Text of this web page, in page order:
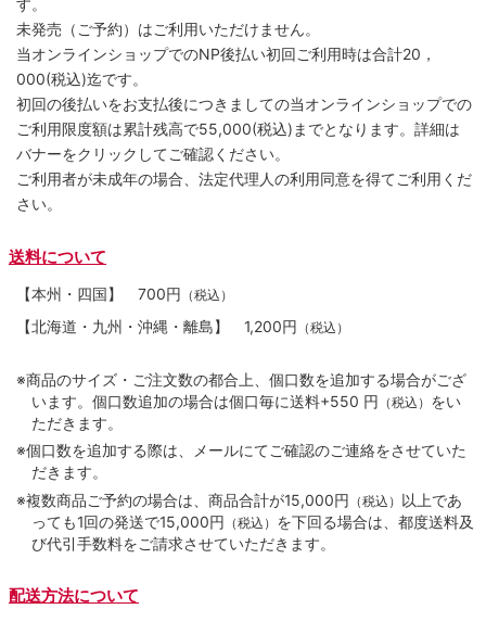
未発売（ご予約）はご利用いただけません。
当オンラインショップでのNP後払い初回ご利用時は合計20，
000(税込)迄です。
初回の後払いをお支払後につきましての当オンラインショップでの
ご利用限度額は累計残高で55,000(税込)までとなります。詳細は
バナーをクリックしてご確認ください。
ご利用者が未成年の場合、法定代理人の利用同意を得てご利用くだ
さい。
送料について
【本州・四国】 700円 （税込）
【北海道・九州・沖縄・離島】 1,200円 （税込）
※商品のサイズ・ご注文数の都合上、個口数を追加する場合がござ
います。個口数追加の場合は個口毎に送料+550 円 （税込） をい
ただきます。
※個口数を追加する際は、メールにてご確認のご連絡をさせていた
だきます。
※複数商品ご予約の場合は、商品合計が15,000円 （税込） 以上であ
っても1回の発送で15,000円 （税込） を下回る場合は、都度送料及
び代引手数料をご請求させていただきます。
配送方法について